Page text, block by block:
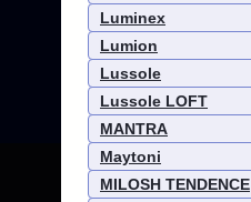
Luminex
Lumion
Lussole
Lussole LOFT
MANTRA
Maytoni
MILOSH TENDENCE